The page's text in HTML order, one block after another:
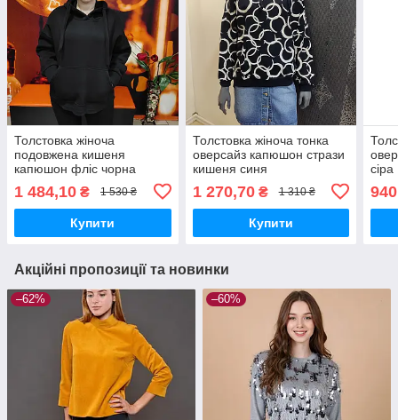
Толстовка жіноча
подовжена кишеня
капюшон фліс чорна
1 484,10 ₴ 1 530 ₴
Купити
Толстовка жіноча тонка
оверсайз капюшон стрази
кишеня синя
1 270,70₴ 1 310 ₴
Купити
сіра
Акційні пропозиції та новинки
–62% –60%